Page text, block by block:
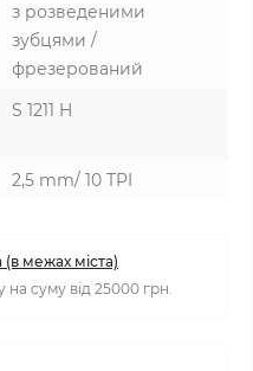
з розведеними
зубцями /
фрезерований
S 1211 H
2,5 mm/ 10 TPI
межах міста)
на суму від 25000 грн.